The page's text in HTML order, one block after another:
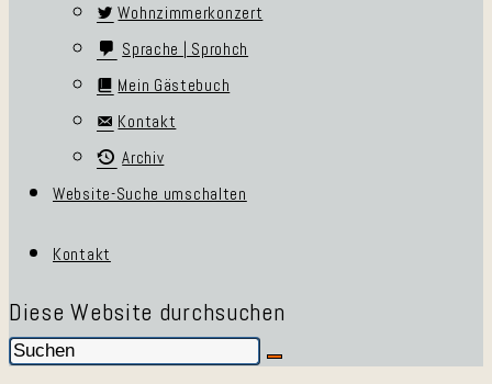
Wohnzimmerkonzert
Sprache | Sprohch
Mein Gästebuch
Kontakt
Archiv
Website-Suche umschalten
Kontakt
Diese Website durchsuchen